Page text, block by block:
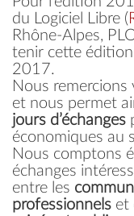
du Logiciel Libre (
Rhône-Alpes,
tenir cette édition
2017.
Nous remercions
et nous permet
jours d’échanges
économiques au
Nous comptons
échanges
entre les
professionnels et